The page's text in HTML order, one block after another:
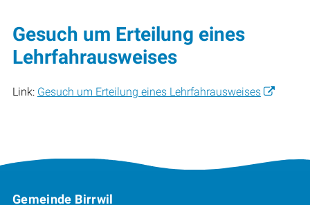
Gesuch um Erteilung eines
Lehrfahrausweises
Link: Gesuch um Erteilung eines Lehrfahrausweises
Gemeinde Birrwil